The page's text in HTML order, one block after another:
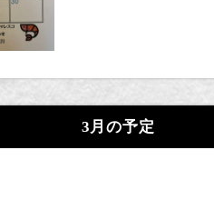
3月の予定